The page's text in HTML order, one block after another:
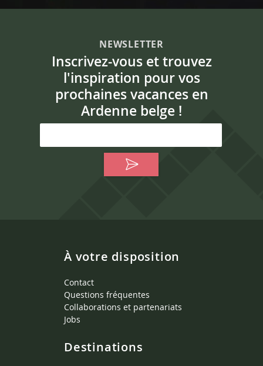
NEWSLETTER
Inscrivez-vous et trouvez
l'inspiration pour vos
prochaines vacances en
Ardenne belge !
À votre disposition
Contact
Questions fréquentes
Collaborations et partenariats
Jobs
Destinations